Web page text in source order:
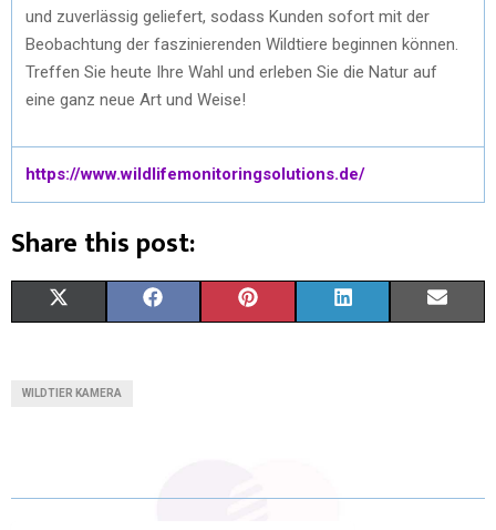
und zuverlässig geliefert, sodass Kunden sofort mit der
Beobachtung der faszinierenden Wildtiere beginnen können.
Treffen Sie heute Ihre Wahl und erleben Sie die Natur auf
eine ganz neue Art und Weise!
https://www.wildlifemonitoringsolutions.de/
Share this post:
T O R D
WILDTIER KAMERA